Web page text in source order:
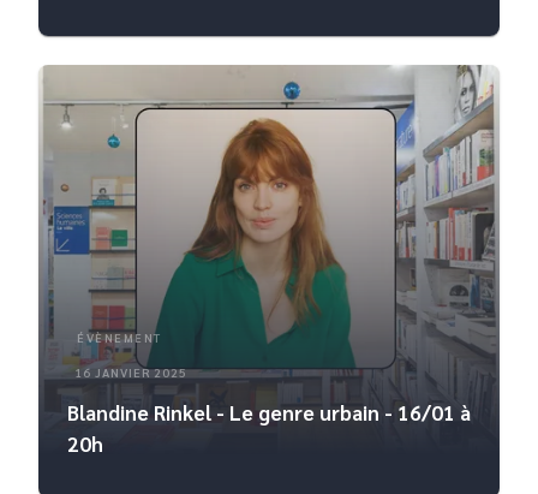
ÉVÈNEMENT
16 JANVIER 2025
Blandine Rinkel - Le genre urbain - 16/01 à
20h